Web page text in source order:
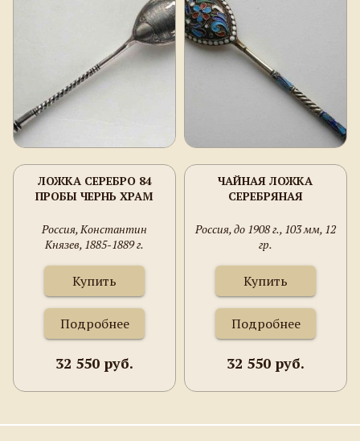
ЛОЖКА СЕРЕБРО 84
ПРОБЫ ЧЕРНЬ ХРАМ
Россия, Константин
Князев, 1885-1889 г.
Купить
Подробнее
32 550 руб.
ЧАЙНАЯ ЛОЖКА
СЕРЕБРЯНАЯ
Россия, до 1908 г., 103 мм, 12
гр.
Купить
Подробнее
32 550 руб.